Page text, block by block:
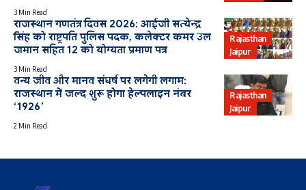
3 Min Read
Rajasthan
Jaipur
राजस्थान गणतंत्र दिवस 2026: आईजी सत्येन्द्र
सिंह को राष्ट्रपति पुलिस पदक, कलेक्टर कमर उल
जमान सहित 12 को योग्यता प्रमाण पत्र
3 Min Read
Rajasthan
Jaipur
वन्य जीव और मानव संघर्ष पर लगेगी लगाम:
राजस्थान में जल्द शुरू होगा हेल्पलाइन नंबर
‘1926’
2 Min Read